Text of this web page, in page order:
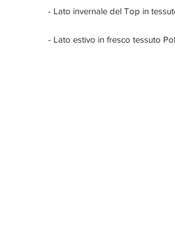
- Lato invernale del Top in
- Lato estivo in fresco tessuto